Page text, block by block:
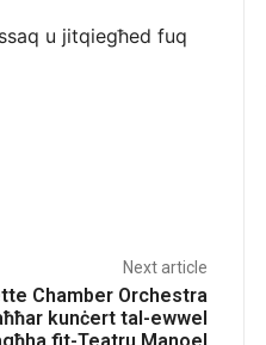
u jitqiegħed fuq
Next article
Chamber Orchestra
kunċert tal-ewwel
fit-Teatru Manoel